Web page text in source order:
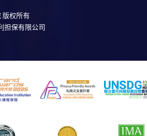
版权所有
担保有限公司